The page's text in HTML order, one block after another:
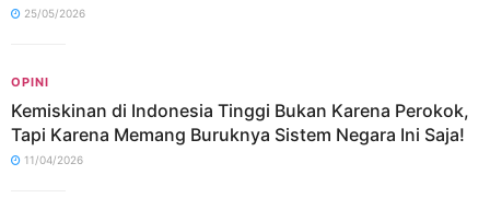
25/05/2026
OPINI
Kemiskinan di Indonesia Tinggi Bukan Karena Perokok,
Tapi Karena Memang Buruknya Sistem Negara Ini Saja!
11/04/2026